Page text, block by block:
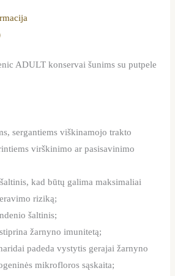
ADULT konservai šunims su putpele
sergantiems viškinamojo trakto
virškinimo ar pasisavinimo
kad būtų galima maksimaliai
riziką;
šaltinis;
žarnyno imunitetą;
padeda vystytis gerajai žarnyno
mikrofloros sąskaita;